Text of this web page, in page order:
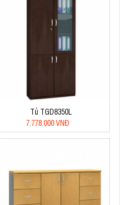
Tủ TGD8350L
7.778.000 VNĐ